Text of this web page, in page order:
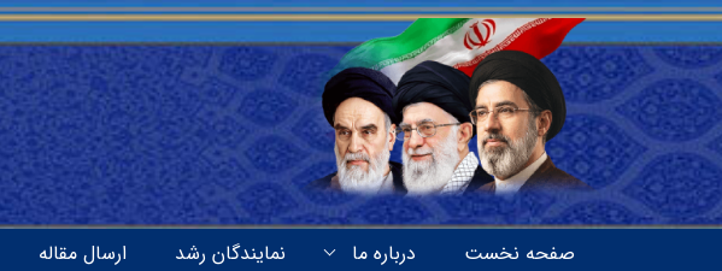
صفحه نخست درباره ما نمایندگان رشد ارسال مقاله